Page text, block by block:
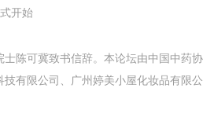
开始
陈可冀致书信辞。本论坛由中国中药
有限公司、广州婷美小屋化妆品有限公